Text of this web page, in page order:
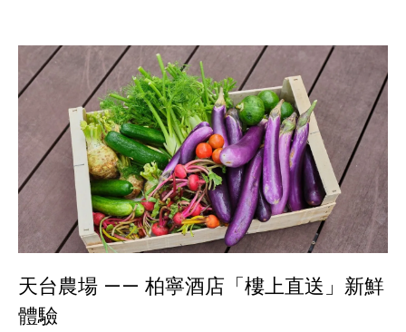
天台農場 —— 柏寧酒店「樓上直送」新鮮
體驗